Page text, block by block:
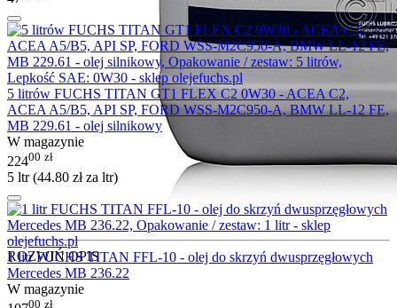
ROZWIŃ OPIS
5 litrów FUCHS TITAN GT1 FLEX C2 0W30 - ACEA C2,
ACEA A5/B5, API SP, FORD WSS-M2C950-A, BMW LL-12 FE,
MB 229.61 - olej silnikowy
W magazynie
22400 zł
5 ltr (44.80 złza ltr)
1 litr FUCHS TITAN FFL-10 - olej do skrzyń dwusprzęgłowych
Mercedes MB 236.22
W magazynie
00 zł